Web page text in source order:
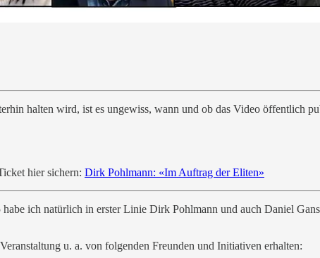
halten wird, ist es ungewiss, wann und ob das Video öffentlich
hier sichern: Dirk Pohlmann: «Im Auftrag der Eliten»
ich natürlich in erster Linie Dirk Pohlmann und auch Daniel
u. a. von folgenden Freunden und Initiativen erhalten: